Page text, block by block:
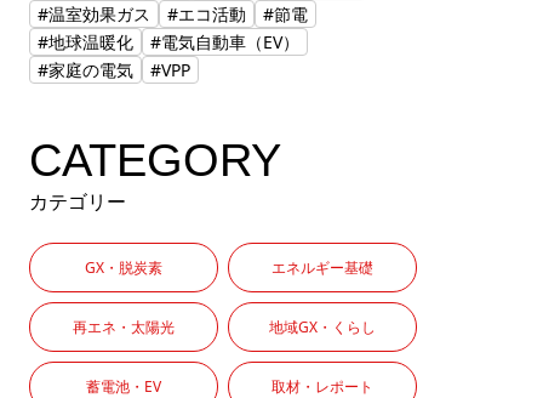
#温室効果ガス
#エコ活動
#節電
#地球温暖化
#電気自動車（EV）
#家庭の電気
#VPP
CATEGORY
カテゴリー
GX・脱炭素 エネルギー基礎
再エネ・太陽光 地域GX・くらし
蓄電池・EV 取材・レポート